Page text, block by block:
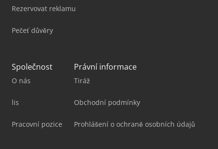
Rezervovat reklamu
Pečeť důvěry
Společnost
O nás
lis
Pracovní pozice
Právní informace
Tiráž
Obchodní podmínky
Prohlášení o ochraně osobních údajů